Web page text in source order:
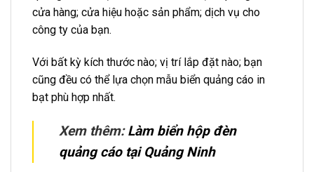
cửa hàng; cửa hiệu hoặc sản phẩm; dịch vụ cho
công ty của bạn.
Với bất kỳ kích thước nào; vị trí lắp đặt nào; bạn
cũng đều có thể lựa chọn mẫu biển quảng cáo in
bạt phù hợp nhất.
Xem thêm:Làm biển hộp đèn
quảng cáo tại Quảng Ninh